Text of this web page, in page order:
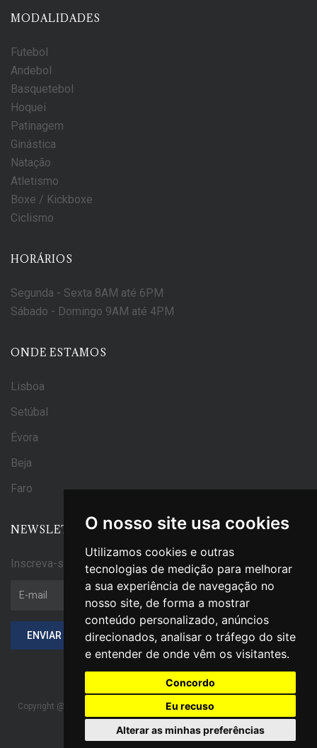
O nosso site usa cookies
Utilizamos cookies e outras
tecnologias de medição para melhorar
a sua experiência de navegação no
nosso site, de forma a mostrar
conteúdo personalizado, anúncios
direcionados, analisar o tráfego do site
e entender de onde vêm os visitantes.
Concordo
Eu recuso
Alterar as minhas preferências
MODALIDADES
Futebol
Andebol
Basquetebol
Hoquei
Patinagem
Ginástica
Natação
Atletismo
Boxe / Kickboxe
Ciclismo
HORÁRIOS
Segunda - Sexta 8AM até 6PM
Sábado - Domingo 9AM até 4PM
ONDE ESTAMOS
Lisboa
Setúbal
Évora
Beja
Faro
NEWSLETTER
Inscreva-se na nossa Newsletter
Endereço
E-
mail
ENVIAR
Copyright @ 2021. Todos os direitos reservados. | Powered by